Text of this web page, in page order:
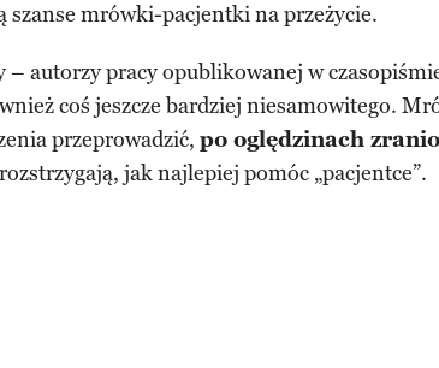
szanse mrówki-pacjentki na przeżycie.
– autorzy pracy opublikowanej w
coś jeszcze bardziej niesamowitego.
przeprowadzić, po oględzinach
jak najlepiej pomóc „pacjentce”.